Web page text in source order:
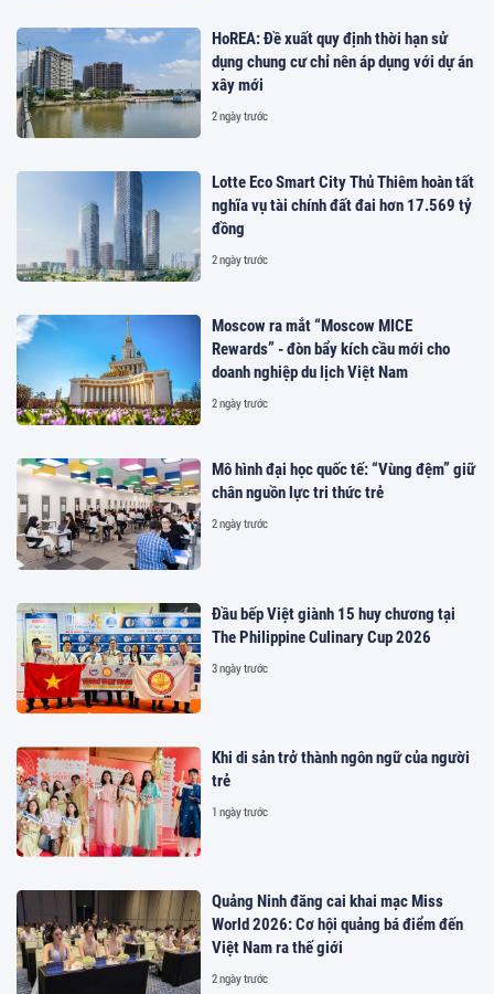
HoREA: Đề xuất quy định thời hạn sử
dụng chung cư chỉ nên áp dụng với dự án
xây mới
2 ngày trước
Lotte Eco Smart City Thủ Thiêm hoàn tất
nghĩa vụ tài chính đất đai hơn 17.569 tỷ
đồng
2 ngày trước
Moscow ra mắt “Moscow MICE
Rewards” - đòn bẩy kích cầu mới cho
doanh nghiệp du lịch Việt Nam
2 ngày trước
Mô hình đại học quốc tế: “Vùng đệm” giữ
chân nguồn lực tri thức trẻ
2 ngày trước
Đầu bếp Việt giành 15 huy chương tại
The Philippine Culinary Cup 2026
3 ngày trước
Khi di sản trở thành ngôn ngữ của người
trẻ
1 ngày trước
Quảng Ninh đăng cai khai mạc Miss
World 2026: Cơ hội quảng bá điểm đến
Việt Nam ra thế giới
2 ngày trước